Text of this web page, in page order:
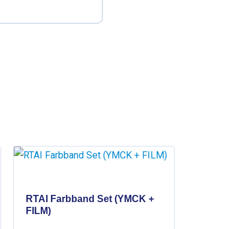
RTAI Farbband Set (YMCK +
FILM)